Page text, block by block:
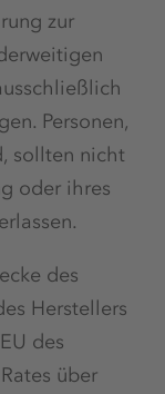
zur
Personen,
sollten nicht
oder ihres
des
Herstellers
des
über